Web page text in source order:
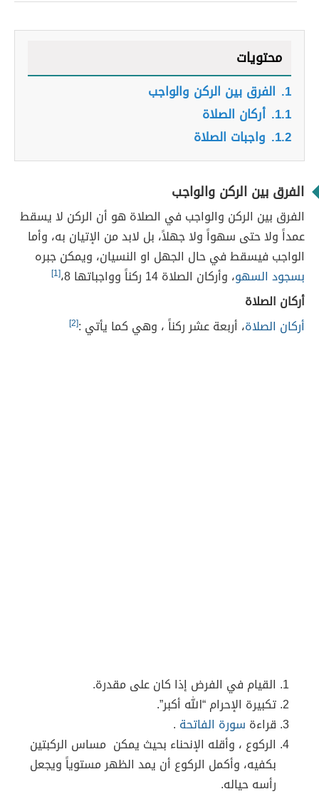
محتويات
1. الفرق بين الركن والواجب
1.1. أركان الصلاة
1.2. واجبات الصلاة
الفرق بين الركن والواجب
الفرق بين الركن والواجب في الصلاة هو أن الركن لا يسقط
عمداً ولا حتى سهواً ولا جهلاً، بل لابد من الإتيان به، وأما
الواجب فيسقط في حال الجهل او النسيان، ويمكن جبره
بسجود السهو، وأركان الصلاة 14 ركناً وواجباتها 8، [1]
أركان الصلاة
أركان الصلاة، أربعة عشر ركناً ، وهي كما يأتي :[2]
القيام في الفرض إذا كان على مقدرة.
تكبيرة الإحرام “الله أكبر”.
قراءة سورة الفاتحة .
الركوع ، وأقله الإنحناء بحيث يمكن مساس الركبتين
بكفيه، وأكمل الركوع أن يمد الظهر مستوياً ويجعل
رأسه حياله.